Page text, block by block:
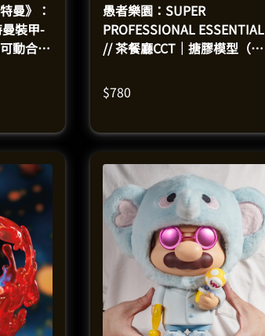
曼》：
裝甲-
動合金
愚者樂園：SUPER
PROFESSIONAL ESSENTIAL
// 茶餐廳CCT｜搪膠模型（高
$780